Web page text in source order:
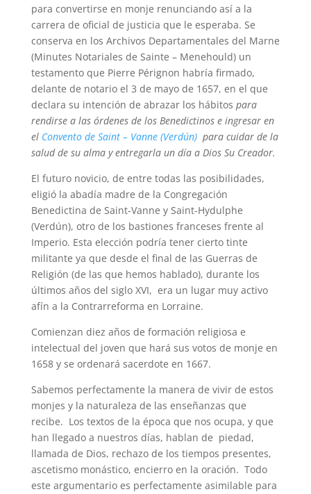
para convertirse en monje renunciando así a la
carrera de oficial de justicia que le esperaba. Se
conserva en los Archivos Departamentales del Marne
(Minutes Notariales de Sainte – Menehould) un
testamento que Pierre Pérignon habría firmado,
delante de notario el 3 de mayo de 1657, en el que
declara su intención de abrazar los hábitos para
rendirse a las órdenes de los Benedictinos e ingresar en
el Convento de Saint – Vanne (Verdún) para cuidar de la
salud de su alma y entregarla un día a Dios Su Creador.
El futuro novicio, de entre todas las posibilidades,
eligió la abadía madre de la Congregación
Benedictina de Saint-Vanne y Saint-Hydulphe
(Verdún), otro de los bastiones franceses frente al
Imperio. Esta elección podría tener cierto tinte
militante ya que desde el final de las Guerras de
Religión (de las que hemos hablado), durante los
últimos años del siglo XVI, era un lugar muy activo
afín a la Contrarreforma en Lorraine.
Comienzan diez años de formación religiosa e
intelectual del joven que hará sus votos de monje en
1658 y se ordenará sacerdote en 1667.
Sabemos perfectamente la manera de vivir de estos
monjes y la naturaleza de las enseñanzas que
recibe. Los textos de la época que nos ocupa, y que
han llegado a nuestros días, hablan de piedad,
llamada de Dios, rechazo de los tiempos presentes,
ascetismo monástico, encierro en la oración. Todo
este argumentario es perfectamente asimilable para